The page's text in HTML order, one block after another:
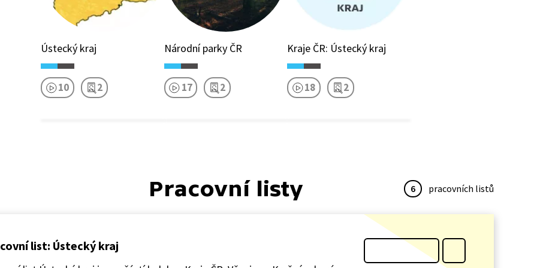
Ústecký kraj
10 2
Národní parky ČR
17 2
Kraje ČR: Ústecký kraj
18 2
Pracovní listy 6 pracovních listů
list: Ústecký kraj